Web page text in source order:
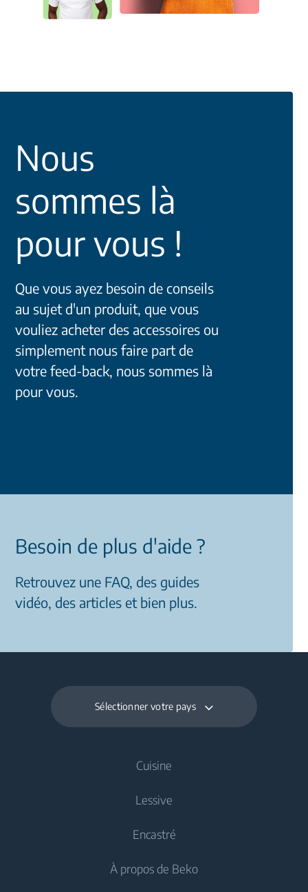
Nous
sommes là
pour vous !
Que vous ayez besoin de conseils
au sujet d'un produit, que vous
vouliez acheter des accessoires ou
simplement nous faire part de
votre feed-back, nous sommes là
pour vous.
Besoin de plus d'aide ?
Retrouvez une FAQ, des guides
vidéo, des articles et bien plus.
Sélectionner votre pays
Cuisine
Réfrigérateurs
Congélateurs
Lessive
Lave-linge pose libre
Encastré
Refroidissement
À propos de Beko